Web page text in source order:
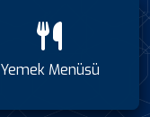
Yemek Menüsü